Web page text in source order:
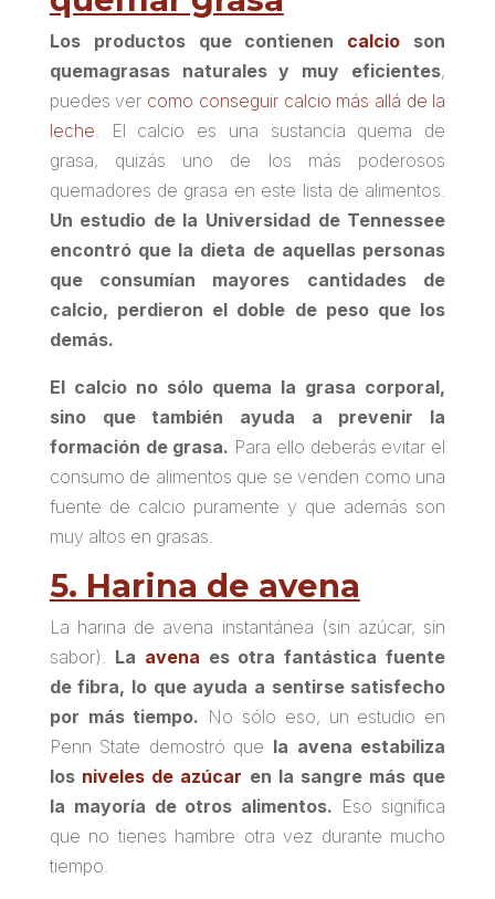
Los productos que contienen calcio son
quemagrasas naturales y muy eficientes,
puedes ver como conseguir calcio más allá de la
leche. El calcio es una sustancia quema de
grasa, quizás uno de los más poderosos
quemadores de grasa en este lista de alimentos.
Un estudio de la Universidad de Tennessee
encontró que la dieta de aquellas personas
que consumían mayores cantidades de
calcio, perdieron el doble de peso que los
demás.
El calcio no sólo quema la grasa corporal,
sino que también ayuda a prevenir la
formación de grasa. Para ello deberás evitar el
consumo de alimentos que se venden como una
fuente de calcio puramente y que además son
muy altos en grasas.
5. Harina de avena
La harina de avena instantánea (sin azúcar, sin
sabor). La avena es otra fantástica fuente
de fibra, lo que ayuda a sentirse satisfecho
por más tiempo. No sólo eso, un estudio en
Penn State demostró que la avena estabiliza
los niveles de azúcar en la sangre más que
la mayoría de otros alimentos. Eso significa
que no tienes hambre otra vez durante mucho
tiempo.